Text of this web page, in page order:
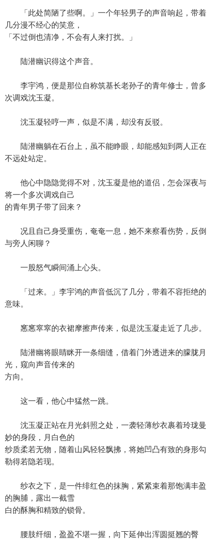
「此处简陋了些啊。」一个年轻男子的声音响起，带着
几分漫不经心的笑意，
「不过倒也清净，不会有人来打扰。」
陆潜幽识得这个声音。
李宇鸿，便是那位自称筑基长老孙子的青年修士，曾多
次调戏沈玉凝。
沈玉凝轻哼一声，似是不满，却没有反驳。
陆潜幽躺在石台上，虽不能睁眼，却能感知到两人正在
不远处站定。
他心中隐隐觉得不对，沈玉凝是他的道侣，怎会深夜与
将一个多次调戏自己
的青年男子带了回来？
况且自己身受重伤，奄奄一息，她不来察看伤势，反倒
与旁人闲聊？
一股怒气瞬间涌上心头。
「过来。」李宇鸿的声音低沉了几分，带着不容拒绝的
意味。
窸窸窣窣的衣裙摩擦声传来，似是沈玉凝走近了几步。
陆潜幽将眼睛眯开一条细缝，借着门外透进来的朦胧月
光，窥向声音传来的
方向。
这一看，他心中猛然一跳。
沈玉凝正站在月光斜照之处，一袭轻薄纱衣裹着玲珑曼
妙的身段，月白色的
纱质柔若无物，随着山风轻轻飘拂，将她凹凸有致的身形勾
勒得若隐若现。
纱衣之下，是一件绯红色的抹胸，紧紧束着那饱满丰盈
的胸脯，露出一截雪
白的酥胸和精致的锁骨。
腰肢纤细，盈盈不堪一握，向下延伸出浑圆挺翘的臀